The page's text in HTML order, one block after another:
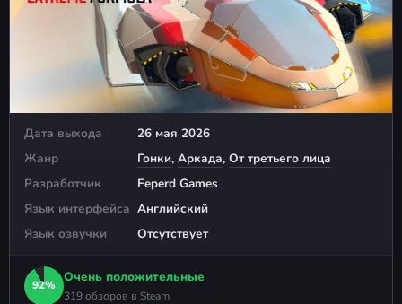
Дата выхода
26 мая 2026
Жанр
Гонки, Аркада, От третьего лица
Разработчик
Feperd Games
Язык интерфейса Английский
Язык озвучки
Отсутствует
92%
Очень положительные
319 обзоров в Steam